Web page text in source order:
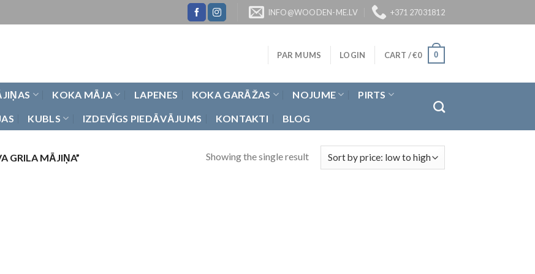
INFO@WOODEN-ME.LV +371 27031812
PAR MUMS LOGIN CART /€0 0
KOKA MĀJA LAPENES KOKA GARĀŽAS NOJUME PIRTS
KUBLS IZDEVĪGS PIEDĀVĀJUMS KONTAKTI BLOG
GRILA MĀJIŅA” Showing the single result